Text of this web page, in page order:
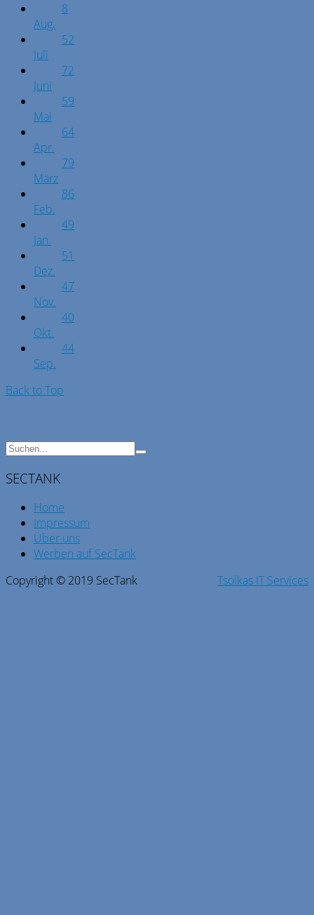
8
Aug.
52
Juli
72
Juni
59
Mai
64
Apr.
79
März
86
Feb.
49
Jan.
51
Dez.
47
Nov.
40
Okt.
44
Sep.
Back to Top
SECTANK
Home
Impressum
Über uns
Werben auf SecTank
Copyright © 2019 SecTank
Tsolkas IT Services